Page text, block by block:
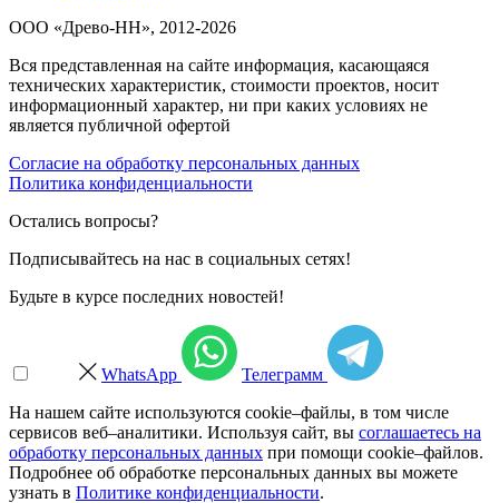
ООО «Древо-НН», 2012-2026
Вся представленная на сайте информация, касающаяся
технических характеристик, стоимости проектов, носит
информационный характер, ни при каких условиях не
является публичной офертой
Согласие на обработку персональных данных
Политика конфиденциальности
Остались вопросы?
Подписывайтесь на нас в социальных сетях!
Будьте в курсе последних новостей!
WhatsApp
Телеграмм
На нашем сайте используются cookie–файлы, в том числе
сервисов веб–аналитики. Используя сайт, вы соглашаетесь на
обработку персональных данных при помощи cookie–файлов.
Подробнее об обработке персональных данных вы можете
узнать в Политике конфиденциальности.